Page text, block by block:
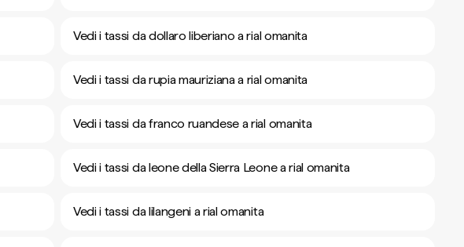
Vedi i tassi da dollaro liberiano a rial omanita
Vedi i tassi da rupia mauriziana a rial omanita
Vedi i tassi da franco ruandese a rial omanita
Vedi i tassi da leone della Sierra Leone a rial omanita
Vedi i tassi da lilangeni a rial omanita